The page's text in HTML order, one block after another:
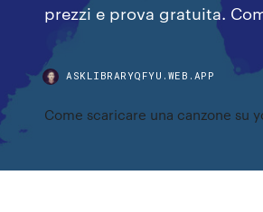
prezzi e prova gratuita.
ASKLIBRARYQFYU.WEB.APP
Come scaricare una canzone su